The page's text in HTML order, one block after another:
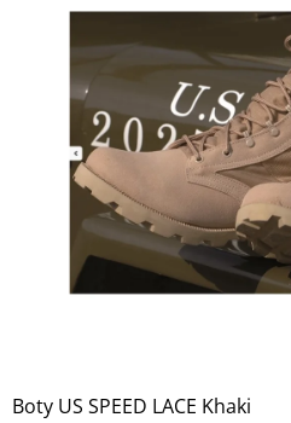
Boty US SPEED LACE Khaki